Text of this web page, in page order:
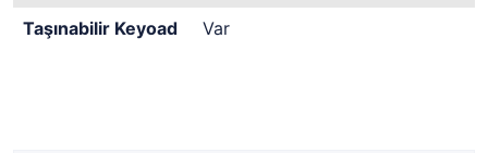
Taşınabilir Keyoad
Var